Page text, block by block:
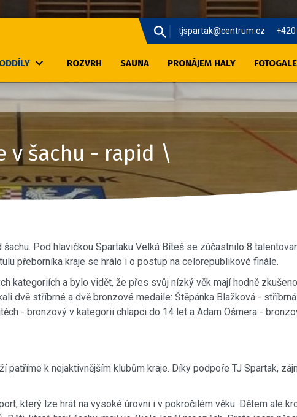
tjspartak@centrum.cz +420
ODDÍLY ROZVRH SAUNA PRONÁJEM HALY
v šachu - rapid
Pod hlavičkou Spartaku Velká Bíteš se zúčastnilo 8
přeborníka kraje se hrálo i o postup na celorepublikové finále.
kategoriích a bylo vidět, že přes svůj nízký věk mají hodně
dvě stříbrné a dvě bronzové medaile: Štěpánka Blažková -
- bronzový v kategorii chlapci do 14 let a Adam Ošmera -
k nejaktivnějším klubům kraje. Díky podpoře TJ Spartak,
který lze hrát na vysoké úrovni i v pokročilém věku. Dětem ale